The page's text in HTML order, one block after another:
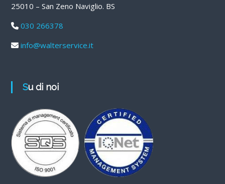
25010 – San Zeno Naviglio. BS
030 266378
info@walterservice.it
Su di noi